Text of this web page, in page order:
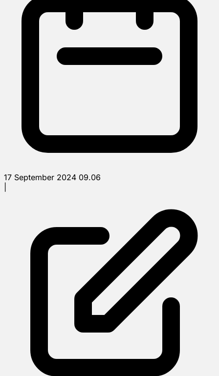
17 September 2024 09.06